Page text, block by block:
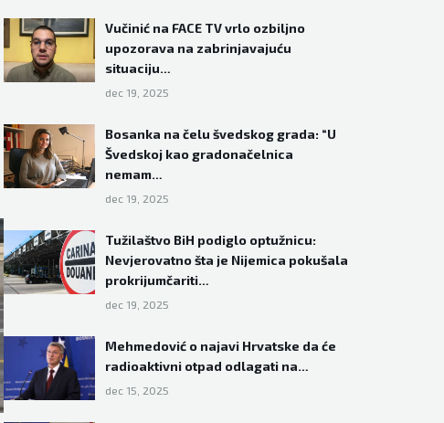
Vučinić na FACE TV vrlo ozbiljno
upozorava na zabrinjavajuću
situaciju…
dec 19, 2025
Bosanka na čelu švedskog grada: “U
Švedskoj kao gradonačelnica
nemam…
dec 19, 2025
Tužilaštvo BiH podiglo optužnicu:
Nevjerovatno šta je Nijemica pokušala
prokrijumčariti…
dec 19, 2025
Mehmedović o najavi Hrvatske da će
radioaktivni otpad odlagati na…
dec 15, 2025